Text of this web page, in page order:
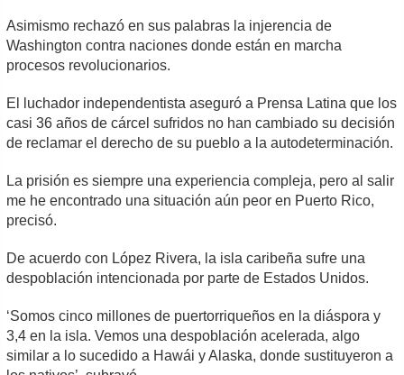
Asimismo rechazó en sus palabras la injerencia de
Washington contra naciones donde están en marcha
procesos revolucionarios.
El luchador independentista aseguró a Prensa Latina que los
casi 36 años de cárcel sufridos no han cambiado su decisión
de reclamar el derecho de su pueblo a la autodeterminación.
La prisión es siempre una experiencia compleja, pero al salir
me he encontrado una situación aún peor en Puerto Rico,
precisó.
De acuerdo con López Rivera, la isla caribeña sufre una
despoblación intencionada por parte de Estados Unidos.
‘Somos cinco millones de puertorriqueños en la diáspora y
3,4 en la isla. Vemos una despoblación acelerada, algo
similar a lo sucedido a Hawái y Alaska, donde sustituyeron a